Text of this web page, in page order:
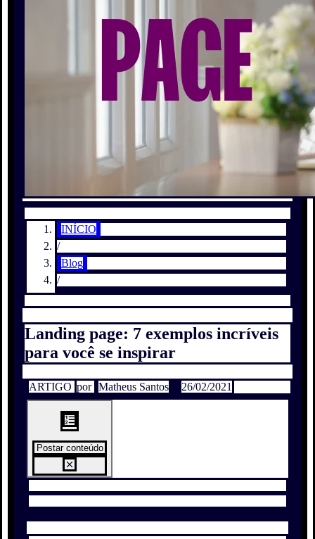
INÍCIO
/
Blog
/
Landing page: 7 exemplos incríveis
para você se inspirar
ARTIGO por Matheus Santos 26/02/2021
Postar conteúdo